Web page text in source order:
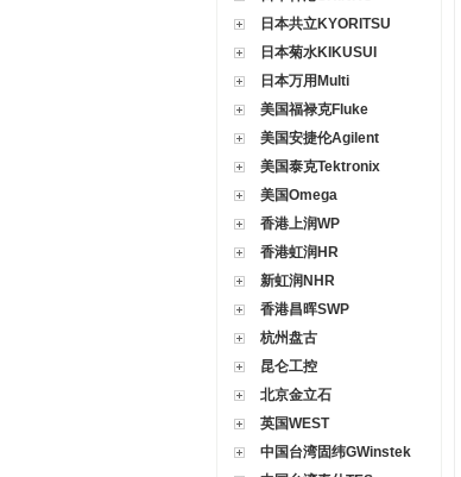
日本共立KYORITSU
日本菊水KIKUSUI
日本万用Multi
美国福禄克Fluke
美国安捷伦Agilent
美国泰克Tektronix
美国Omega
香港上润WP
香港虹润HR
新虹润NHR
香港昌晖SWP
杭州盘古
昆仑工控
北京金立石
英国WEST
中国台湾固纬GWinstek